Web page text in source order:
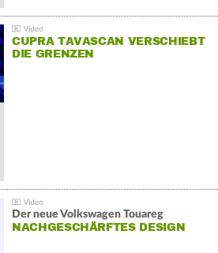
CUPRA TAVASCAN VERSCHIEBT
DIE GRENZEN
Der neue Volkswagen Touareg
NACHGESCHÄRFTES DESIGN